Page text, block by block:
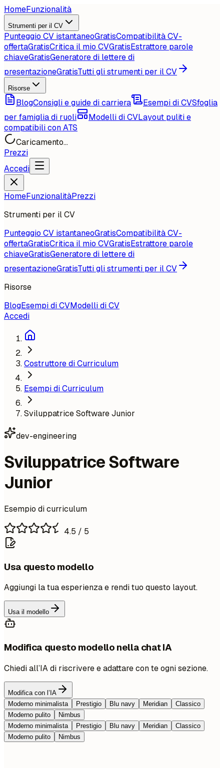
HomeFunzionalità
Strumenti per il CV
Punteggio CV istantaneoGratisCompatibilità CV-
offertaGratisCritica il mio CVGratisEstrattore parole
chiaveGratisGeneratore di lettere di
presentazioneGratisTutti gli strumenti per il CV
Risorse
BlogConsigli e guide di carriera Esempi di CVSfoglia
per famiglia di ruoli
Modelli di CVLayout puliti e
compatibili con ATS
Caricamento...
Prezzi
Accedi
HomeFunzionalitàPrezzi
Strumenti per il CV
Punteggio CV istantaneoGratisCompatibilità CV-
offertaGratisCritica il mio CVGratisEstrattore parole
chiaveGratisGeneratore di lettere di
presentazioneGratisTutti gli strumenti per il CV
Risorse
BlogEsempi di CVModelli di CV
Accedi
Costruttore di Curriculum
Esempi di Curriculum
Sviluppatrice Software Junior
dev-engineering
Sviluppatrice Software
Junior
Esempio di curriculum
4.5 / 5
Usa questo modello
Aggiungi la tua esperienza e rendi tuo questo layout.
Usa il modello
Modifica questo modello nella chat IA
Chiedi all’IA di riscrivere e adattare con te ogni sezione.
Modifica con l’IA
Moderno minimalista
Prestigio Blu navy Meridian
Classico
Moderno pulito
Nimbus
Moderno minimalista
Prestigio Blu navy Meridian
Classico
Moderno pulito
Nimbus